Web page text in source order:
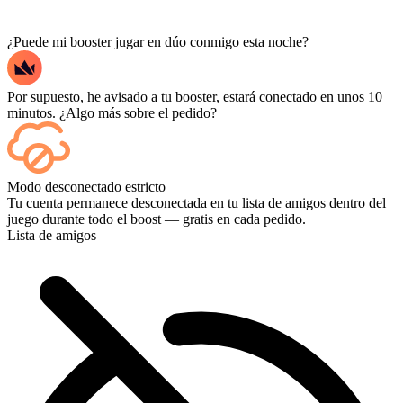
¿Puede mi booster jugar en dúo conmigo esta noche?
Por supuesto, he avisado a tu booster, estará conectado en unos 10
minutos. ¿Algo más sobre el pedido?
Sí, cada partida aparece en tu panel de control a medida que termina,
y si quieres ver las partidas en sí, añade Streaming al finalizar la
compra.
Modo desconectado estricto
Tu cuenta permanece desconectada en tu lista de amigos dentro del
juego durante todo el boost — gratis en cada pedido.
Lista de amigos